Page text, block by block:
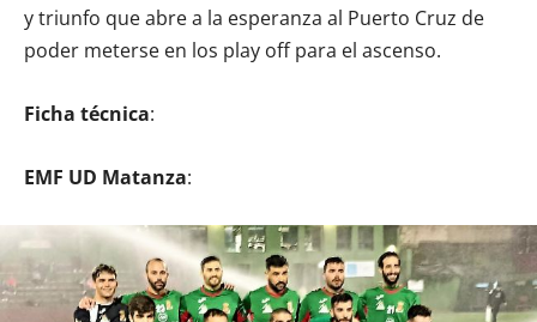
y triunfo que abre a la esperanza al Puerto Cruz de
poder meterse en los play off para el ascenso.
Ficha técnica:
EMF UD Matanza: